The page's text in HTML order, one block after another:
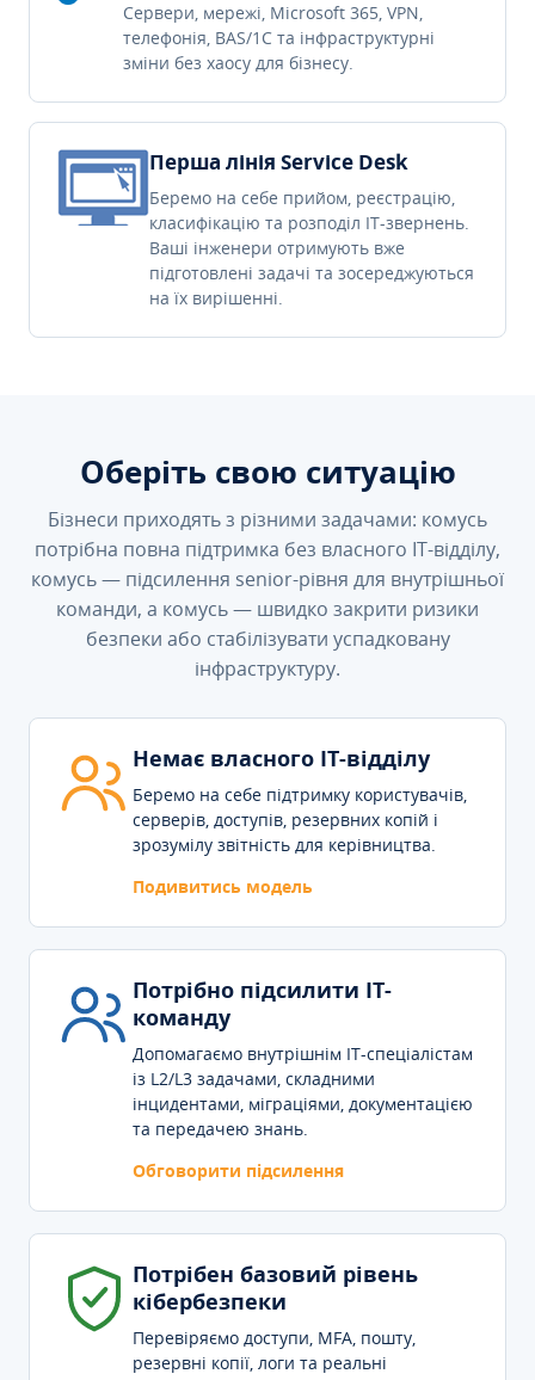
Сервери, мережі, Microsoft 365, VPN,
телефонія, BAS/1C та інфраструктурні
зміни без хаосу для бізнесу.
Перша лінія Service Desk
Беремо на себе прийом, реєстрацію,
класифікацію та розподіл IT-звернень.
Ваші інженери отримують вже
підготовлені задачі та зосереджуються
на їх вирішенні.
Оберіть свою ситуацію
Бізнеси приходять з різними задачами: комусь
потрібна повна підтримка без власного IT-відділу,
комусь — підсилення senior-рівня для внутрішньої
команди, а комусь — швидко закрити ризики
безпеки або стабілізувати успадковану
інфраструктуру.
Немає власного IT-відділу
Беремо на себе підтримку користувачів,
серверів, доступів, резервних копій і
зрозумілу звітність для керівництва.
Подивитись модель
Потрібно підсилити IT-
команду
Допомагаємо внутрішнім IT-спеціалістам
із L2/L3 задачами, складними
інцидентами, міграціями, документацією
та передачею знань.
Обговорити підсилення
Потрібен базовий рівень
кібербезпеки
Перевіряємо доступи, MFA, пошту,
резервні копії, логи та реальні